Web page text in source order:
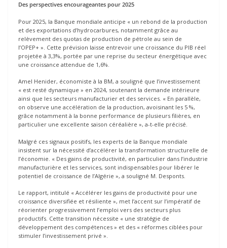
Des perspectives encourageantes pour 2025
Pour 2025, la Banque mondiale anticipe « un rebond de la production
et des exportations d’hydrocarbures, notamment grâce au
relèvement des quotas de production de pétrole au sein de
l’OPEP+ ». Cette prévision laisse entrevoir une croissance du PIB réel
projetée à 3,3%, portée par une reprise du secteur énergétique avec
une croissance attendue de 1,6%.
Amel Henider, économiste à la BM, a souligné que l’investissement
« est resté dynamique » en 2024, soutenant la demande intérieure
ainsi que les secteurs manufacturier et des services. « En parallèle,
on observe une accélération de la production, avoisinant les 5 %,
grâce notamment à la bonne performance de plusieurs filières, en
particulier une excellente saison céréalière », a-t-elle précisé.
Malgré ces signaux positifs, les experts de la Banque mondiale
insistent sur la nécessité d’accélérer la transformation structurelle de
l’économie. « Des gains de productivité, en particulier dans l’industrie
manufacturière et les services, sont indispensables pour libérer le
potentiel de croissance de l’Algérie », a souligné M. Desponts.
Le rapport, intitulé « Accélérer les gains de productivité pour une
croissance diversifiée et résiliente », met l’accent sur l’impératif de
réorienter progressivement l’emploi vers des secteurs plus
productifs. Cette transition nécessite « une stratégie de
développement des compétences » et des « réformes ciblées pour
stimuler l’investissement privé ».